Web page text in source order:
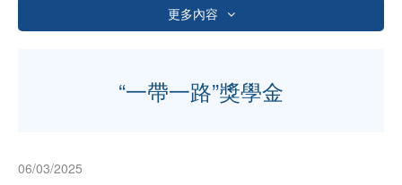
更多內容
“一帶一路”獎學金
06/03/2025